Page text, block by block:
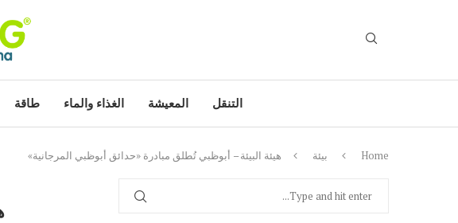
التنقل المعيشة الغذاء والماء طاقة
Home بيئة
هيئة البيئة – أبوظبي تُطلق مبادرة «حدائق أبوظبي المرجانية»